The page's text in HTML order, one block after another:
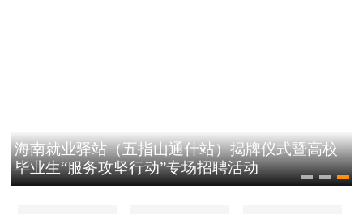
&quot;回归家乡 投身自贸港&quot;暑期返乡人才
对接会调查问卷